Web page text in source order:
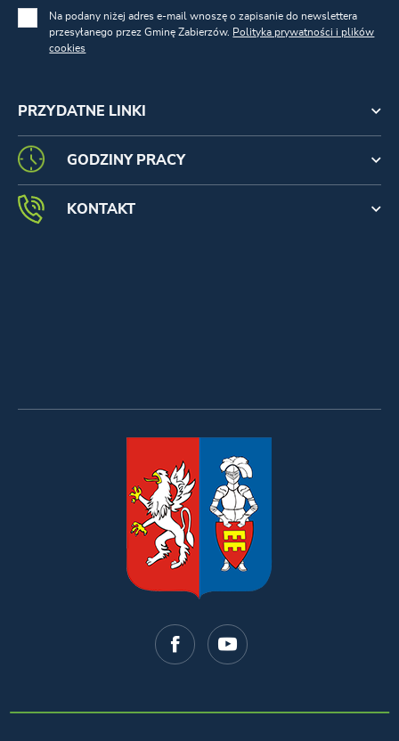
PRZYDATNE LINKI
Na podany niżej adres e-mail wnoszę o zapisanie do newslettera
przesyłanego przez Gminę Zabierzów. Polityka prywatności i plików
cookies
GODZINY PRACY
KONTAKT